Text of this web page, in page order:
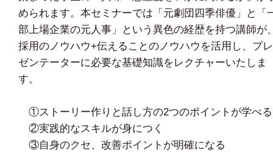
められます。本セミナーでは「元劇団四季俳優」と「
部上場企業の元人事」という異色の経歴を持つ講師が
採用のノウハウ+伝えることのノウハウを活用し、プレ
ゼンテーターに必要な基礎知識をレクチャーいたしま
す。
①ストーリー作りと話し方の2つのポイントが学べる
②実践的なスキルが身につく
③自身のクセ、改善ポイントが明確になる